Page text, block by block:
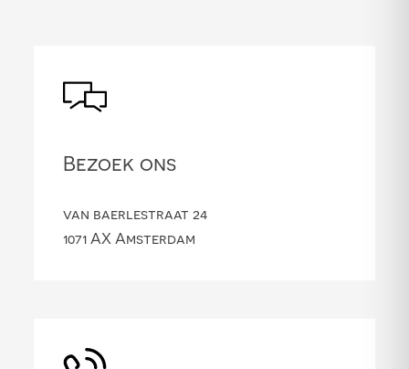
Bezoek ons
van baerlestraat 24
1071 AX Amsterdam